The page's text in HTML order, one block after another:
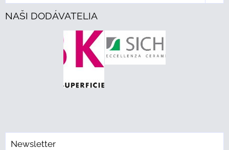
NAŠI DODÁVATELIA
Newsletter